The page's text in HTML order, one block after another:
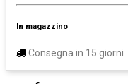
In magazzino
Consegna in 15 giorni